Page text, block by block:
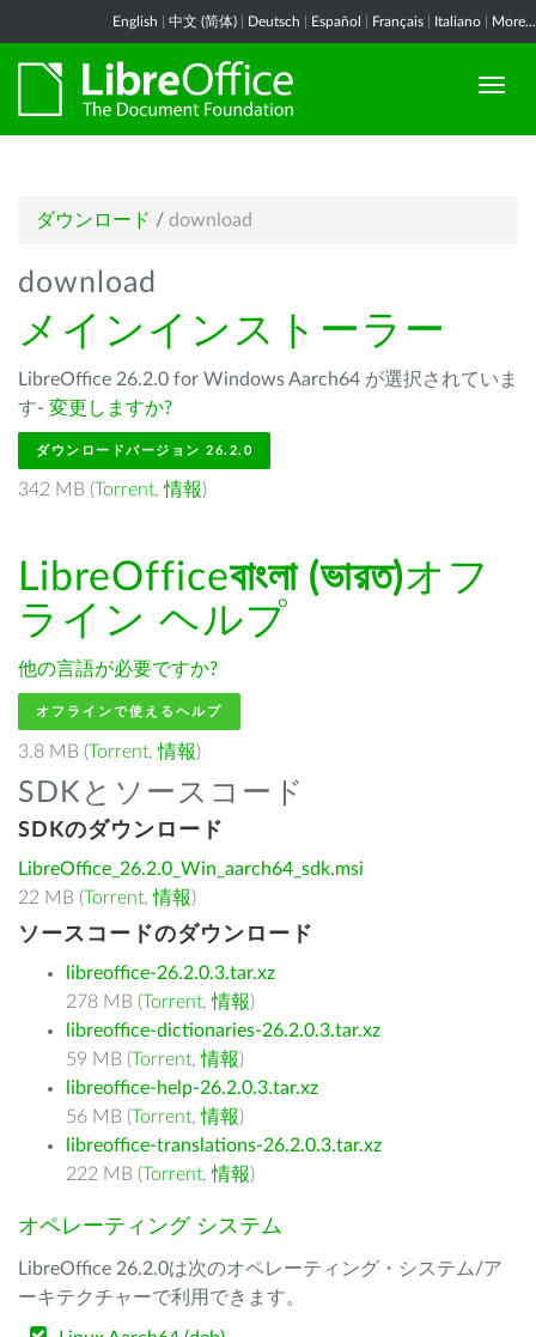
English 中文 (简体) Deutsch Español Français Italiano More...
ダウンロード / download
download
メインインストーラー
LibreOffice 26.2.0 for Windows Aarch64 が選択されていま
す- 変更しますか?
ダウンロードバージョン 26.2.0
342 MB (Torrent,情報)
LibreOfficeবাংলা (ভারত)オフ
ライン ヘルプ
他の言語が必要ですか?
オフラインで使えるヘルプ
3.8 MB (Torrent,情報)
SDKとソースコード
SDKのダウンロード
LibreOffice_26.2.0_Win_aarch64_sdk.msi
22 MB (Torrent,情報)
ソースコードのダウンロード
libreoffice-26.2.0.3.tar.xz
278 MB (Torrent,情報)
libreoffice-dictionaries-26.2.0.3.tar.xz
59 MB (Torrent,情報)
libreoffice-help-26.2.0.3.tar.xz
56 MB (Torrent,情報)
libreoffice-translations-26.2.0.3.tar.xz
222 MB (Torrent,情報)
オペレーティング システム
LibreOffice 26.2.0は次のオペレーティング・システム/ア
ーキテクチャーで利用できます。